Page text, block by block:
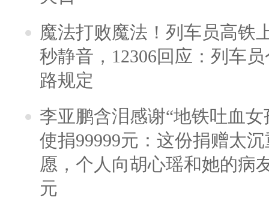
魔法打败魔法！列车员高铁
秒静音，12306回应：列车
路规定
李亚鹏含泪感谢“地铁吐血
使捐99999元：这份捐赠太
愿，个人向胡心瑶和她的病
元